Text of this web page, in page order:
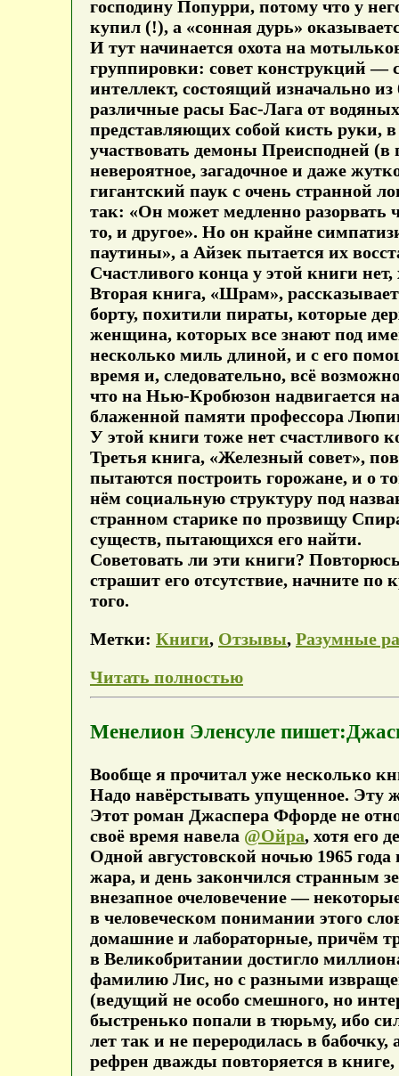
господину Попурри, потому что у
купил (!), а «сонная дурь»
И тут начинается охота на
группировки: совет конструкций —
интеллект, состоящий изначально
различные расы Бас-Лага от
представляющих собой кисть
участвовать демоны Преисподней
невероятное, загадочное и даже
гигантский паук с очень странной
так: «Он может медленно разорвать
то, и другое». Но он крайне
паутины», а Айзек пытается их
Счастливого конца у этой книги нет,
Вторая книга, «Шрам»,
борту, похитили пираты, которые
женщина, которых все знают под
несколько миль длиной, и с его
время и, следовательно, всё
что на Нью-Кробюзон надвигается
блаженной памяти профессора
У этой книги тоже нет счастливого
Третья книга, «Железный совет»,
пытаются построить горожане, и о
нём социальную структуру под
странном старике по прозвищу
существ, пытающихся его найти.
Советовать ли эти книги?
страшит его отсутствие, начните
того.
Метки: Книги, Отзывы, Разумные
Читать полностью
Менелион Эленсуле
Вообще я прочитал уже несколько
Надо навёрстывать упущенное. Эту
Этот роман Джаспера Ффорде не
своё время навела @Ойра, хотя его
Одной августовской ночью 1965
жара, и день закончился странным
внезапное очеловечение —
в человеческом понимании этого
домашние и лабораторные, причём
в Великобритании достигло
фамилию Лис, но с разными
(ведущий не особо смешного, но
быстренько попали в тюрьму, ибо
лет так и не переродилась в
рефрен дважды повторяется в